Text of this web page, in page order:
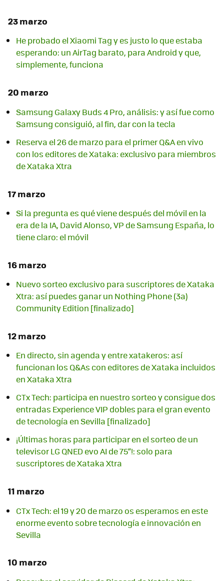
23 marzo
He probado el Xiaomi Tag y es justo lo que estaba
esperando: un AirTag barato, para Android y que,
simplemente, funciona
20 marzo
Samsung Galaxy Buds 4 Pro, análisis: y así fue como
Samsung consiguió, al fin, dar con la tecla
Reserva el 26 de marzo para el primer Q&A en vivo
con los editores de Xataka: exclusivo para miembros
de Xataka Xtra
17 marzo
Si la pregunta es qué viene después del móvil en la
era de la IA, David Alonso, VP de Samsung España, lo
tiene claro: el móvil
16 marzo
Nuevo sorteo exclusivo para suscriptores de Xataka
Xtra: así puedes ganar un Nothing Phone (3a)
Community Edition [finalizado]
12 marzo
En directo, sin agenda y entre xatakeros: así
funcionan los Q&As con editores de Xataka incluidos
en Xataka Xtra
CTx Tech: participa en nuestro sorteo y consigue dos
entradas Experience VIP dobles para el gran evento
de tecnología en Sevilla [finalizado]
¡Últimas horas para participar en el sorteo de un
televisor LG QNED evo AI de 75”!: solo para
suscriptores de Xataka Xtra
11 marzo
CTx Tech: el 19 y 20 de marzo os esperamos en este
enorme evento sobre tecnología e innovación en
Sevilla
10 marzo